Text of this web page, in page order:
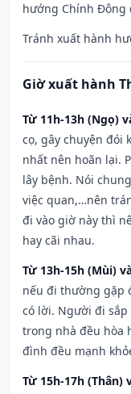
hướng Chính Đông
Tránh xuất hành
Giờ xuất hành
Từ 11h-13h (Ngọ)
cọ, gây chuyện đói
nhất nên hoãn lại.
lây bệnh. Nói
việc quan,…nên
đi vào giờ này thì
hay cãi nhau.
Từ 13h-15h (Mùi)
nếu đi thường gặp
có lời. Người đi sắp
trong nhà đều hòa
đình đều mạnh
Từ 15h-17h (Thân)